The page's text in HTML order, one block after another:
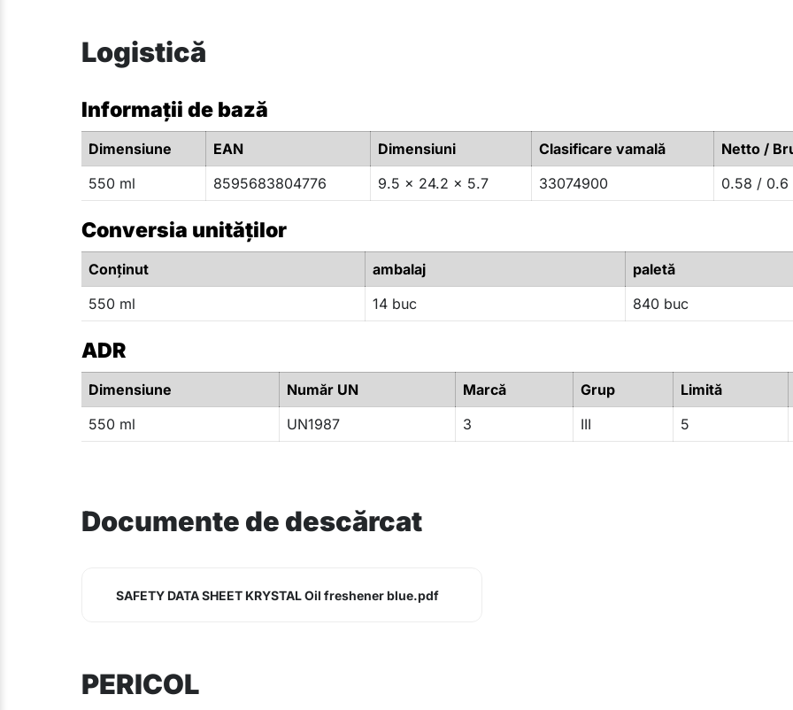
Logistică
Informații de bază
Dimensiune EAN Dimensiuni Clasificare vamală
Netto /
550 ml
8595683804776 9.5 x 24.2 x 5.7 33074900 0.58 / 0.6
Conversia unităților
Conţinut ambalaj
paletă
550 ml
14 buc 840 buc
ADR
Dimensiune Număr UN Marcă Grup Limită
550 ml
UN1987 3 III 5
Documente de descărcat
SAFETY DATA SHEET KRYSTAL Oil freshener blue.pdf
PERICOL